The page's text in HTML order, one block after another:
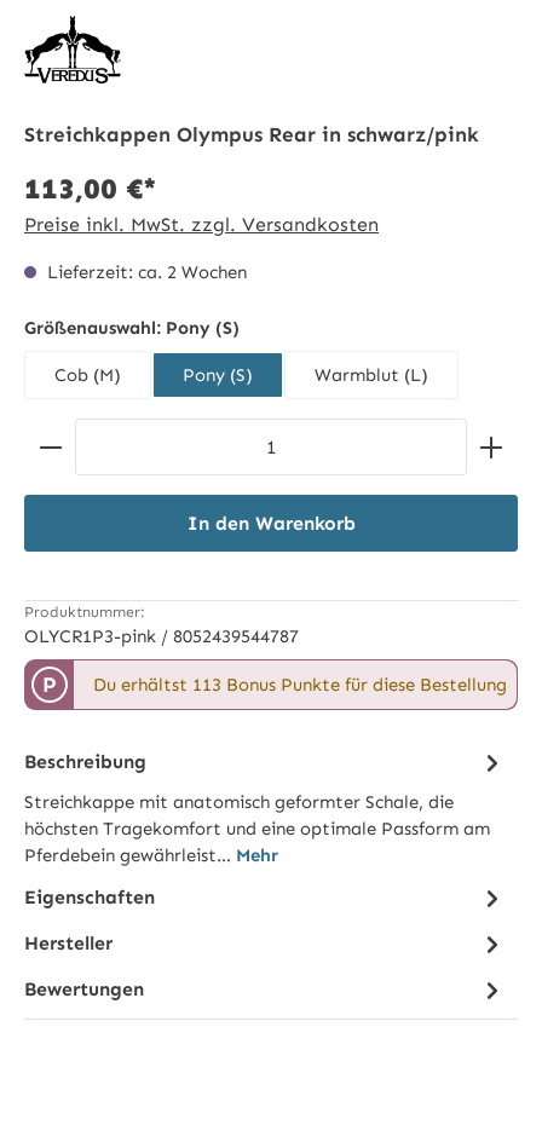
Streichkappen Olympus Rear in schwarz/pink
113,00 €*
Preise inkl. MwSt. zzgl. Versandkosten
Lieferzeit: ca. 2 Wochen
Größenauswahl: Pony (S)
Cob (M) Pony (S) Warmblut (L)
Produkt Anzahl: Gib den gewünschten Wert ein
In den Warenkorb
Produktnummer:
OLYCR1P3-pink / 8052439544787
P Du erhältst 113 Bonus Punkte für diese Bestellung
Beschreibung
Streichkappe mit anatomisch geformter Schale, die
höchsten Tragekomfort und eine optimale Passform am
Pferdebein gewährleist… Mehr
Eigenschaften
Hersteller
Bewertungen